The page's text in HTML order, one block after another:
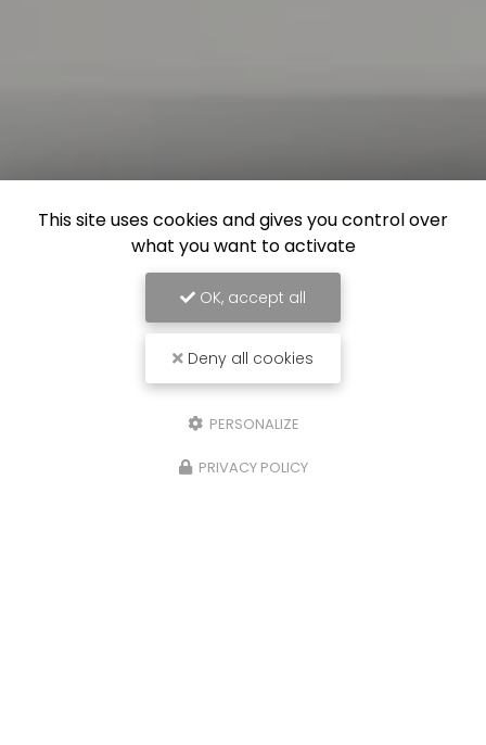
This site uses cookies and gives you control over
what you want to activate
OK, accept all
Deny all cookies
PERSONALIZE
PRIVACY POLICY